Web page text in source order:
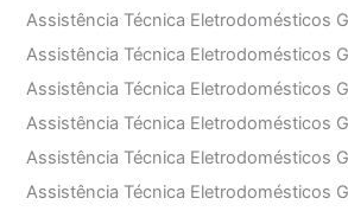
Assistência Técnica Eletrodomésticos
Assistência Técnica Eletrodomésticos
Assistência Técnica Eletrodomésticos
Assistência Técnica Eletrodomésticos
Assistência Técnica Eletrodomésticos
Assistência Técnica Eletrodomésticos